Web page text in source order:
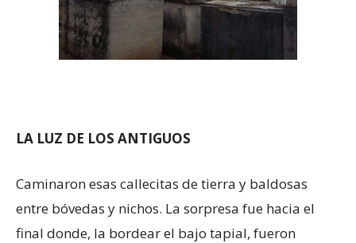
LA LUZ DE LOS ANTIGUOS
Caminaron esas callecitas de tierra y baldosas
entre bóvedas y nichos. La sorpresa fue hacia el
final donde, la bordear el bajo tapial, fueron